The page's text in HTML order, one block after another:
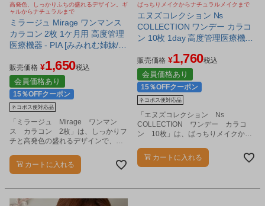
高発色、しっかりふちの盛れるデザイン。ギ
ャルからナチュラルまで
ミラージュ Mirage ワンマンス
カラコン 2枚 1ケ月用 高度管理
医療機器 - PIA [みみれむ姉妹/カ
応商品
販売価格 ¥1,650税込
会員価格あり
15％OFFクーポン
ネコポス便対応品
「ミラージュ Mirage ワンマン
ス カラコン 2枚」は、しっかりフ
チと高発色の盛れるデザインで、印
カートに入れる
ばっちりメイクからナチュラルメイクまで
エヌズコレクション Ns
COLLECTION ワンデー カラコ
ン 10枚 1day 高度管理医療機器
ト] ※ネコポス対応商品
販売価格 ¥1,760税込
会員価格あり
15％OFFクーポン
ネコポス便対応品
「エヌズコレクション Ns
COLLECTION ワンデー カラコ
ン 10枚」は、ばっちりメイクから
成度をグッと上げるカラコンです。
カートに入れる